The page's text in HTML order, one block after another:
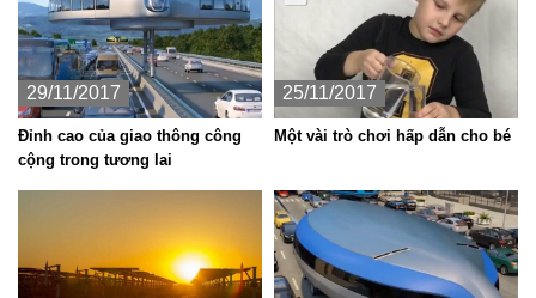
29/11/2017
Đỉnh cao của giao thông công
cộng trong tương lai
25/11/2017
Một vài trò chơi hấp dẫn cho bé